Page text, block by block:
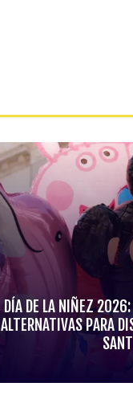
DÍA DE LA NIÑEZ 2026:
ALTERNATIVAS PARA